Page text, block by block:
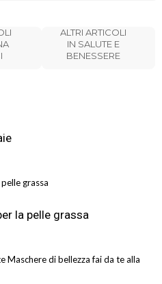
ALTRI ARTICOLI
IN SALUTE E
BENESSERE
la pelle grassa